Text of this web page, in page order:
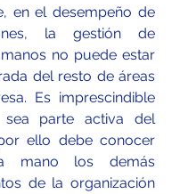
en el desempeño de
la gestión de
no puede estar
del resto de áreas
Es imprescindible
sea parte activa del
ello debe conocer
mano los demás
de la organización